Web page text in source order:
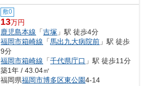
敷0
13万円
鹿児島本線 「吉塚 」駅 徒歩4分
福岡市箱崎線 「馬出九大病院前 」駅 徒歩
9分
福岡市箱崎線 「千代県庁口 」駅 徒歩11分
築1年 / 43.04㎡
福岡県福岡市博多区東公園4-14